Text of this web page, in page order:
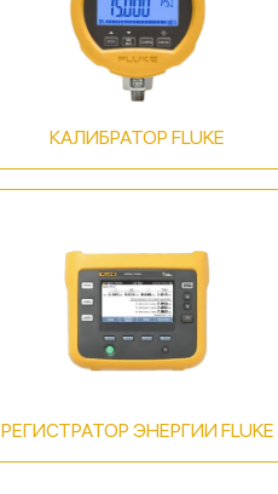
КАЛИБРАТОР FLUKE
РЕГИСТРАТОР ЭНЕРГИИ FLUKE